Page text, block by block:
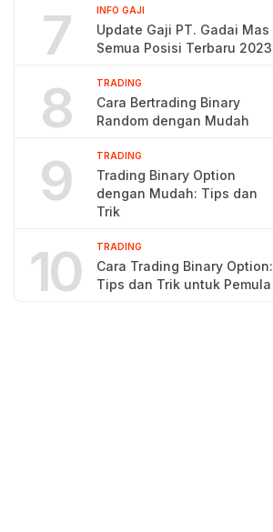
7 INFO GAJI
Update Gaji PT. Gadai Mas
Semua Posisi Terbaru 2023
8 TRADING
Cara Bertrading Binary
Random dengan Mudah
9 TRADING
Trading Binary Option
dengan Mudah: Tips dan
Trik
10 TRADING
Cara Trading Binary Option:
Tips dan Trik untuk Pemula